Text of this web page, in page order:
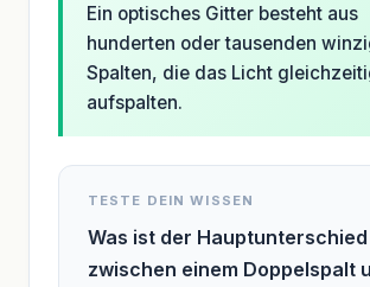
Ein optisches Gitter besteht aus
hunderten oder tausenden
Spalten, die das Licht
aufspalten.
TESTE DEIN WISSEN
Was ist der Hauptunterschied
zwischen einem Doppelspalt